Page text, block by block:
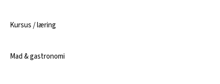
Kursus / læring
Mad & gastronomi